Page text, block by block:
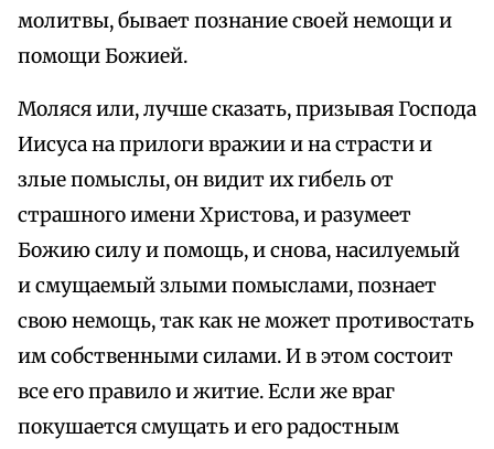
молитвы, бывает познание своей немощи и
помощи Божией.
Моляся или, лучше сказать, призывая Господа
Иисуса на прилоги вражии и на страсти и
злые помыслы, он видит их гибель от
страшного имени Христова, и разумеет
Божию силу и помощь, и снова, насилуемый
и смущаемый злыми помыслами, познает
свою немощь, так как не может противостать
им собственными силами. И в этом состоит
все его правило и житие. Если же враг
покушается смущать и его радостным